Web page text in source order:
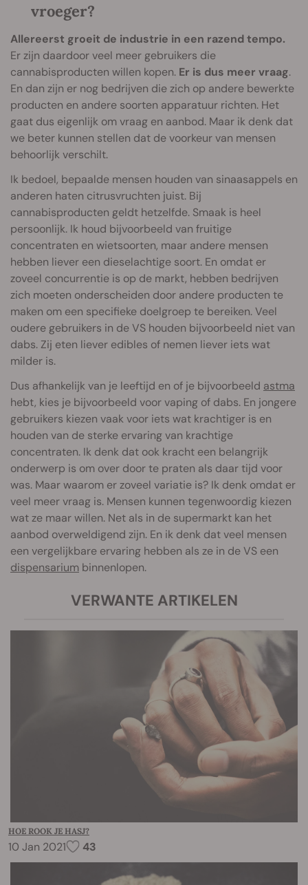
vroeger?
Allereerst groeit de industrie in een razend tempo.
Er zijn daardoor veel meer gebruikers die
cannabisproducten willen kopen. Er is dus meer vraag.
En dan zijn er nog bedrijven die zich op andere bewerkte
producten en andere soorten apparatuur richten. Het
gaat dus eigenlijk om vraag en aanbod. Maar ik denk dat
we beter kunnen stellen dat de voorkeur van mensen
behoorlijk verschilt.
Ik bedoel, bepaalde mensen houden van sinaasappels en
anderen haten citrusvruchten juist. Bij
cannabisproducten geldt hetzelfde. Smaak is heel
persoonlijk. Ik houd bijvoorbeeld van fruitige
concentraten en wietsoorten, maar andere mensen
hebben liever een dieselachtige soort. En omdat er
zoveel concurrentie is op de markt, hebben bedrijven
zich moeten onderscheiden door andere producten te
maken om een specifieke doelgroep te bereiken. Veel
oudere gebruikers in de VS houden bijvoorbeeld niet van
dabs. Zij eten liever edibles of nemen liever iets wat
milder is.
Dus afhankelijk van je leeftijd en of je bijvoorbeeld astma
hebt, kies je bijvoorbeeld voor vaping of dabs. En jongere
gebruikers kiezen vaak voor iets wat krachtiger is en
houden van de sterke ervaring van krachtige
concentraten. Ik denk dat ook kracht een belangrijk
onderwerp is om over door te praten als daar tijd voor
was. Maar waarom er zoveel variatie is? Ik denk omdat er
veel meer vraag is. Mensen kunnen tegenwoordig kiezen
wat ze maar willen. Net als in de supermarkt kan het
aanbod overweldigend zijn. En ik denk dat veel mensen
een vergelijkbare ervaring hebben als ze in de VS een
dispensarium binnenlopen.
VERWANTE ARTIKELEN
HOE ROOK JE HASJ?
10 Jan 2021 43